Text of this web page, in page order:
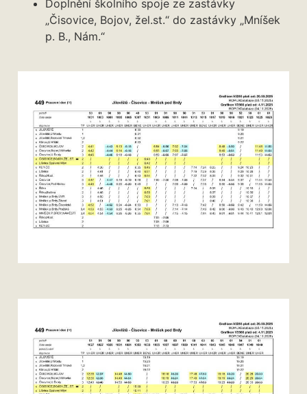
Doplnění školního spoje ze zastávky
„Čisovice, Bojov, žel.st.“ do zastávky „Mníšek
p. B., Nám.“